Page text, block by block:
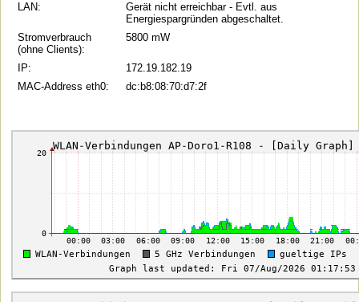
LAN:
Gerät nicht erreichbar - Evtl. aus
Energiespargründen abgeschaltet.
Stromverbrauch
(ohne Clients):
5800 mW
IP:
172.19.182.19
MAC-Address eth0:
dc:b8:08:70:d7:2f